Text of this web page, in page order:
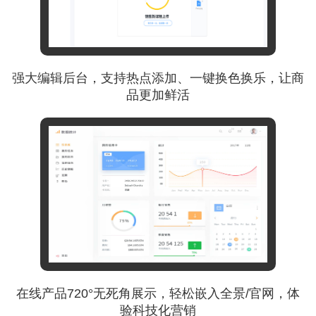
强大编辑后台，支持热点添加、一键换色换乐，让商
品更加鲜活
在线产品720°无死角展示，轻松嵌入全景/官网，体
验科技化营销